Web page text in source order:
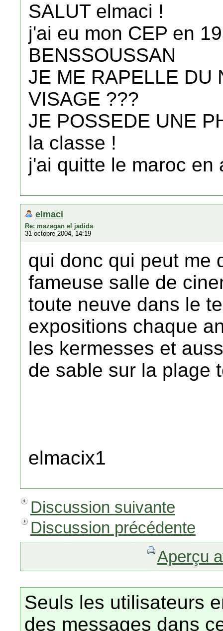
SALUT elmaci !
j'ai eu mon CEP en
BENSSOUSSAN
JE ME RAPELLE DU
VISAGE ???
JE POSSEDE UNE
la classe !
j'ai quitte le maroc en
elmaci
Re: mazagan el jadida
31 octobre 2004, 14:19
qui donc qui peut me
fameuse salle de
toute neuve dans le
expositions chaque
les kermesses et
de sable sur la plage
elmacix1
Discussion suivante
Discussion précédente
Aperçu
Seuls les utilisateurs
des messages dans